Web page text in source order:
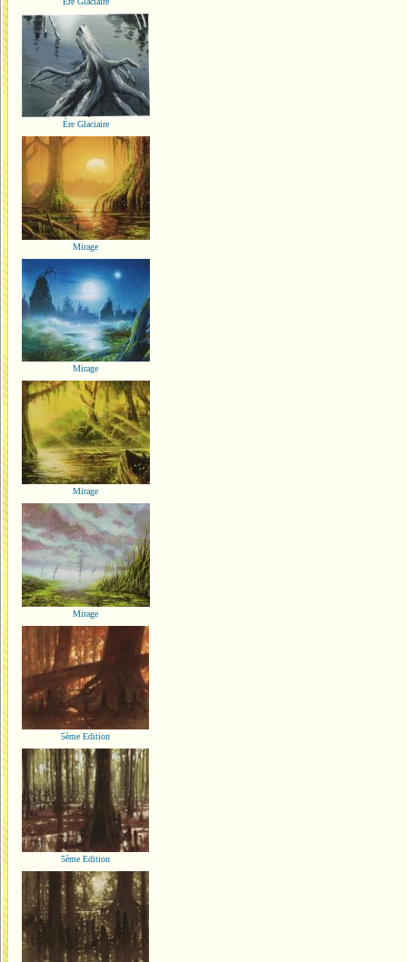
Ère Glaciaire
Mirage
Mirage
Mirage
Mirage
5ème Edition
5ème Edition